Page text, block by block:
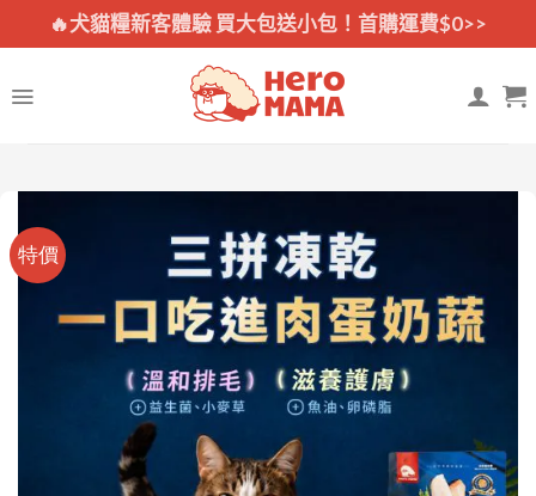
🔥犬貓糧新客體驗 買大包送小包！首購運費$0>>
特價